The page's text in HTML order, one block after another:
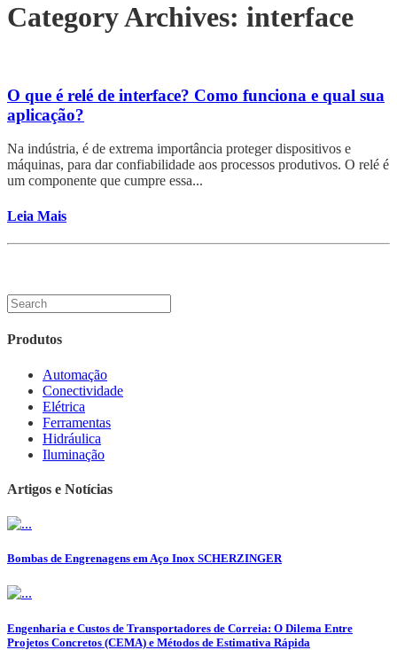
Category Archives: interface
O que é relé de interface? Como funciona e qual sua
aplicação?
Na indústria, é de extrema importância proteger dispositivos e
máquinas, para dar confiabilidade aos processos produtivos. O relé é
um componente que cumpre essa...
Leia Mais
Produtos
Automação
Conectividade
Elétrica
Ferramentas
Hidráulica
Iluminação
Artigos e Notícias
Bombas de Engrenagens em Aço Inox SCHERZINGER
Engenharia e Custos de Transportadores de Correia: O Dilema Entre
Projetos Concretos (CEMA) e Métodos de Estimativa Rápida